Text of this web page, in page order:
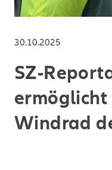
30.10.2025
SZ-
ermöglicht
Windrad